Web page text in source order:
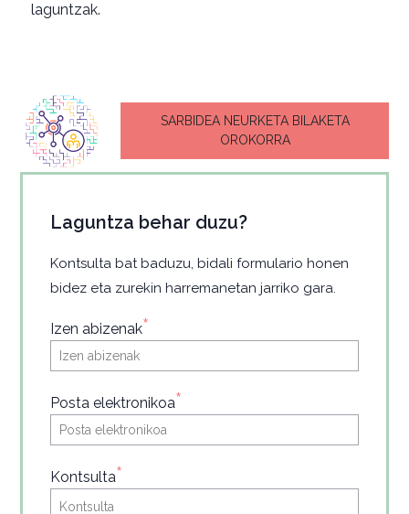
laguntzak.
SARBIDEA NEURKETA BILAKETA
OROKORRA
Laguntza behar duzu?
Kontsulta bat baduzu, bidali formulario honen
bidez eta zurekin harremanetan jarriko gara.
Izen abizenak*
Posta elektronikoa*
Kontsulta*